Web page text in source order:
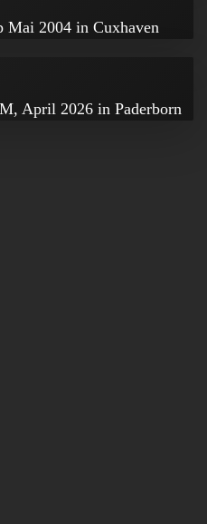
Mai 2004 in Cuxhaven
April 2026 in Paderborn